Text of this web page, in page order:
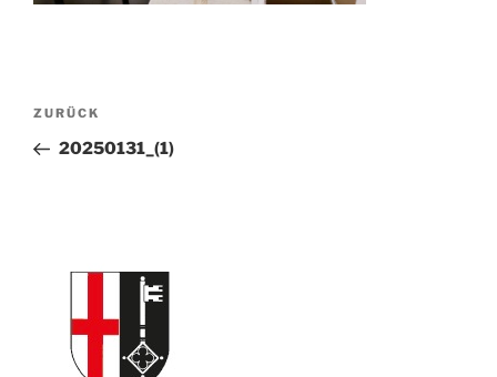
Beitragsnavigation
Vorheriger
Beitrag
ZURÜCK
20250131_(1)